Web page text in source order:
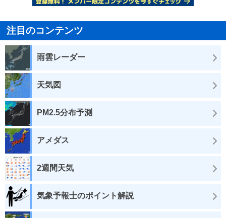
注目のコンテンツ
雨雲レーダー
天気図
PM2.5分布予測
アメダス
2週間天気
気象予報士のポイント解説